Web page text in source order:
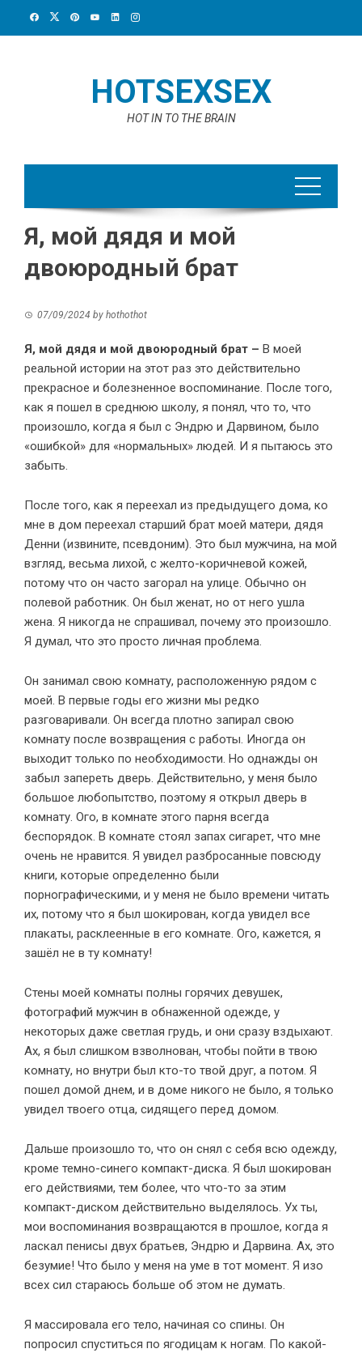
HOTSEXSEX
HOT IN TO THE BRAIN
Я, мой дядя и мой
двоюродный брат
07/09/2024 by hothothot
Я, мой дядя и мой двоюродный брат – В моей
реальной истории на этот раз это действительно
прекрасное и болезненное воспоминание. После того,
как я пошел в среднюю школу, я понял, что то, что
произошло, когда я был с Эндрю и Дарвином, было
«ошибкой» для «нормальных» людей. И я пытаюсь это
забыть.
После того, как я переехал из предыдущего дома, ко
мне в дом переехал старший брат моей матери, дядя
Денни (извините, псевдоним). Это был мужчина, на мой
взгляд, весьма лихой, с желто-коричневой кожей,
потому что он часто загорал на улице. Обычно он
полевой работник. Он был женат, но от него ушла
жена. Я никогда не спрашивал, почему это произошло.
Я думал, что это просто личная проблема.
Он занимал свою комнату, расположенную рядом с
моей. В первые годы его жизни мы редко
разговаривали. Он всегда плотно запирал свою
комнату после возвращения с работы. Иногда он
выходит только по необходимости. Но однажды он
забыл запереть дверь. Действительно, у меня было
большое любопытство, поэтому я открыл дверь в
комнату. Ого, в комнате этого парня всегда
беспорядок. В комнате стоял запах сигарет, что мне
очень не нравится. Я увидел разбросанные повсюду
книги, которые определенно были
порнографическими, и у меня не было времени читать
их, потому что я был шокирован, когда увидел все
плакаты, расклеенные в его комнате. Ого, кажется, я
зашёл не в ту комнату!
Стены моей комнаты полны горячих девушек,
фотографий мужчин в обнаженной одежде, у
некоторых даже светлая грудь, и они сразу вздыхают.
Ах, я был слишком взволнован, чтобы пойти в твою
комнату, но внутри был кто-то твой друг, а потом. Я
пошел домой днем, и в доме никого не было, я только
увидел твоего отца, сидящего перед домом.
Дальше произошло то, что он снял с себя всю одежду,
кроме темно-синего компакт-диска. Я был шокирован
его действиями, тем более, что что-то за этим
компакт-диском действительно выделялось. Ух ты,
мои воспоминания возвращаются в прошлое, когда я
ласкал пенисы двух братьев, Эндрю и Дарвина. Ах, это
безумие! Что было у меня на уме в тот момент. Я изо
всех сил стараюсь больше об этом не думать.
Я массировала его тело, начиная со спины. Он
попросил спуститься по ягодицам к ногам. По какой-